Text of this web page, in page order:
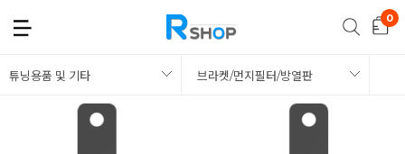
튜닝용품 및 기타 브라켓/먼지필터/방열판